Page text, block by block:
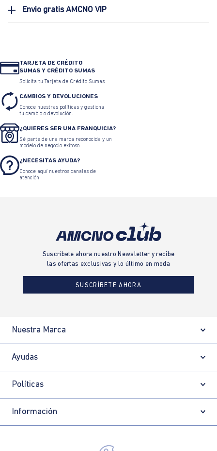
Envio gratis AMCNO VIP
TARJETA DE CRÉDITO
SUMAS Y CRÉDITO SUMAS
Solicita tu Tarjeta de Crédito Sumas
CAMBIOS Y DEVOLUCIONES
Conoce nuestras políticas y gestiona
tu cambio o devolución.
¿QUIERES SER UNA FRANQUICIA?
Sé parte de una marca reconocida y un
modelo de negocio exitoso.
¿NECESITAS AYUDA?
Conoce aquí nuestros canales de
atención.
Suscríbete ahora nuestro Newsletter y recibe
las ofertas exclusivas y lo último en moda
SUSCRÍBETE AHORA
Nuestra Marca
Ayudas
Políticas
Información